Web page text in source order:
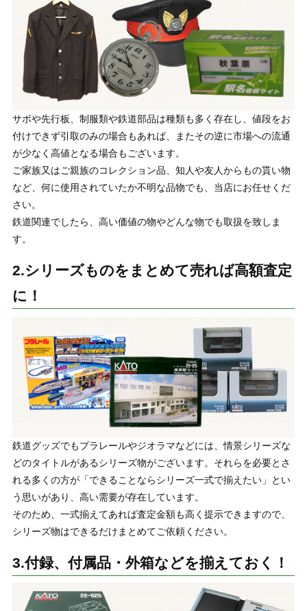
サボや先行板、制服類や鉄道部品は種類も多く存在し、値段をお
付けできず引取のみの場合もあれば、またその逆に市場への流通
が少なく高値となる場合もございます。
ご家族又はご親族のコレクション品、知人や友人からもの貰い物
など、何に使用されていたか不明な品物でも、当店にお任せくだ
さい。
鉄道関連でしたら、高い価値の物やどんな物でも取扱を致しま
す。
2.シリーズものをまとめて売れば高額査定
に！
鉄道グッズでもプラレールやジオラマなどには、情景シリーズな
どのタイトルがあるシリーズ物がございます。それらを必要とさ
れる多くの方が「できることならシリーズ一式で揃えたい」とい
う思いがあり、高い需要が存在しています。
そのため、一式揃えてあれば査定金額も高く提示できますので、
シリーズ物はできるだけまとめてご依頼ください。
3.付録、付属品・外箱などを揃えておく！